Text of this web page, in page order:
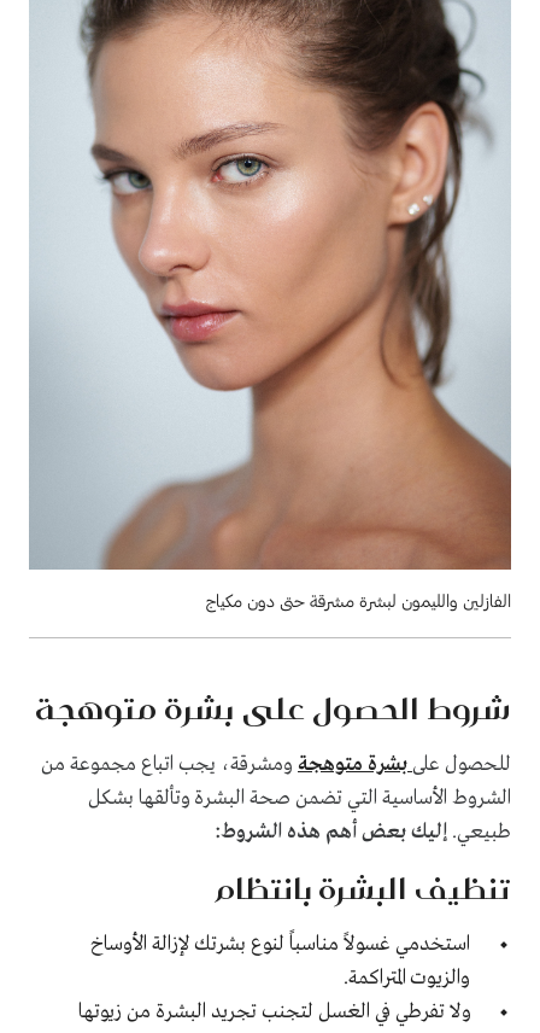
الفازلين والليمون لبشرة مشرقة حتى دون مكياج
شروط الحصول على بشرة متوهجة
للحصول على بشرة متوهجة ومشرقة، يجب اتباع مجموعة من
الشروط الأساسية التي تضمن صحة البشرة وتألقها بشكل
طبيعي. إليك بعض أهم هذه الشروط:
تنظيف البشرة بانتظام
استخدمي غسولاً مناسباً لنوع بشرتك لإزالة الأوساخ
والزيوت المتراكمة.
ولا تفرطي في الغسل لتجنب تجريد البشرة من زيوتها